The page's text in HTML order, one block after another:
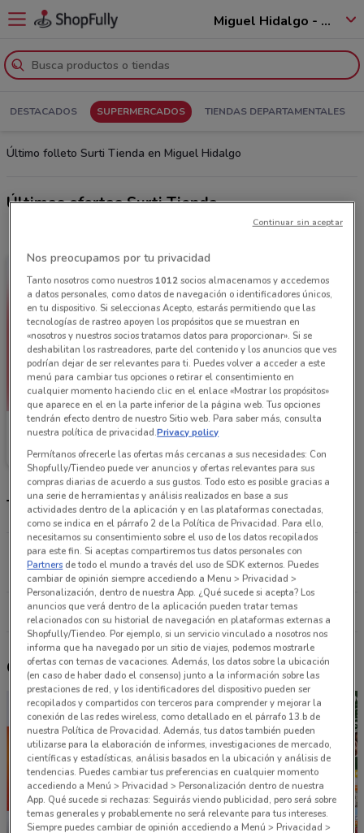
Miguel Hidalgo - 11250
DESTACADOS SUPERMERCADOS TIENDAS DEPARTAMENTALES
Último folleto Surti Tienda en Miguel Hidalgo
Últimas ofertas Surti Tienda
Surti Tienda
9.6 km
Tiendas Surti Tienda más cercanas
Área Federal Central de Abastos Iztapalapa
9.6 km
CERRADO
Todas las tiendas Surti Tienda
Otros catálogos cercanos
Nos preocupamos por tu privacidad
Tanto nosotros como nuestros 1012socios almacenamos y accedemos
a datos personales, como datos de navegación o identificadores únicos,
en tu dispositivo. Si seleccionas Acepto, estarás permitiendo que las
tecnologías de rastreo apoyen los propósitos que se muestran en
«nosotros y nuestros socios tratamos datos para proporcionar». Si se
deshabilitan los rastreadores, parte del contenido y los anuncios que ves
podrían dejar de ser relevantes para ti. Puedes volver a acceder a este
menú para cambiar tus opciones o retirar el consentimiento en
cualquier momento haciendo clic en el enlace «Mostrar los propósitos»
que aparece en el en la parte inferior de la página web. Tus opciones
tendrán efecto dentro de nuestro Sitio web. Para saber más, consulta
nuestra política de privacidad.Privacy policy
Permítanos ofrecerle las ofertas más cercanas a sus necesidades: Con
Shopfully/Tiendeo puede ver anuncios y ofertas relevantes para sus
compras diarias de acuerdo a sus gustos. Todo esto es posible gracias a
una serie de herramientas y análisis realizados en base a sus
actividades dentro de la aplicación y en las plataformas conectadas,
como se indica en el párrafo 2 de la Política de Privacidad. Para ello,
necesitamos su consentimiento sobre el uso de los datos recopilados
para este fin. Si aceptas compartiremos tus datos personales con
Partners de todo el mundo a través del uso de SDK externos. Puedes
cambiar de opinión siempre accediendo a Menu > Privacidad >
Personalización, dentro de nuestra App. ¿Qué sucede si acepta? Los
anuncios que verá dentro de la aplicación pueden tratar temas
relacionados con su historial de navegación en plataformas externas a
Shopfully/Tiendeo. Por ejemplo, si un servicio vinculado a nosotros nos
informa que ha navegado por un sitio de viajes, podemos mostrarle
ofertas con temas de vacaciones. Además, los datos sobre la ubicación
(en caso de haber dado el consenso) junto a la información sobre las
prestaciones de red, y los identificadores del dispositivo pueden ser
recopilados y compartidos con terceros para comprender y mejorar la
conexión de las redes wireless, como detallado en el párrafo 13.b de
nuestra Política de Provacidad. Además, tus datos también pueden
utilizarse para la elaboración de informes, investigaciones de mercado,
científicas y estadísticas, análisis basados en la ubicación y análisis de
tendencias. Puedes cambiar tus preferencias en cualquier momento
accediendo a Menú > Privacidad > Personalización dentro de nuestra
App. Qué sucede si rechazas: Seguirás viendo publicidad, pero será sobre
temas generales y probablemente no será relevante para tus intereses.
Siempre puedes cambiar de opinión accediendo a Menú > Privacidad >
Continuar sin aceptar